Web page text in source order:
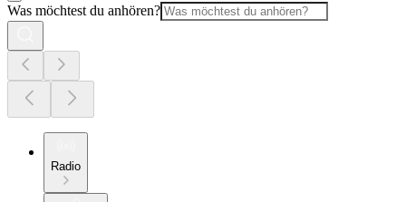
Was möchtest du anhören?
Radio